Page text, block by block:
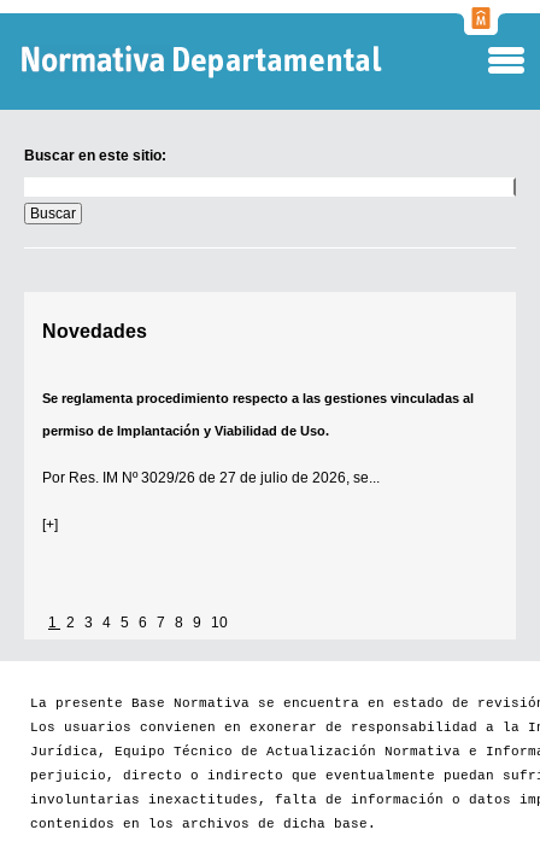
Buscar en este sitio:
en
este
sitio:
Novedades
Se reglamenta procedimiento respecto a las gestiones vinculadas al
permiso de Implantación y Viabilidad de Uso.
Por Res. IM Nº 3029/26 de 27 de julio de 2026, se...
[+]
1 2 3 4 5 6 7 8 9 10
La presente Base Normativa se encuentra en estado de
Los usuarios convienen en exonerar de responsabilidad a la
Jurídica, Equipo Técnico de Actualización Normativa e
perjuicio, directo o indirecto que eventualmente puedan
involuntarias inexactitudes, falta de información o datos
contenidos en los archivos de dicha base.